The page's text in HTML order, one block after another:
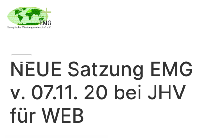
NEUE Satzung EMG
v. 07.11. 20 bei JHV
für WEB